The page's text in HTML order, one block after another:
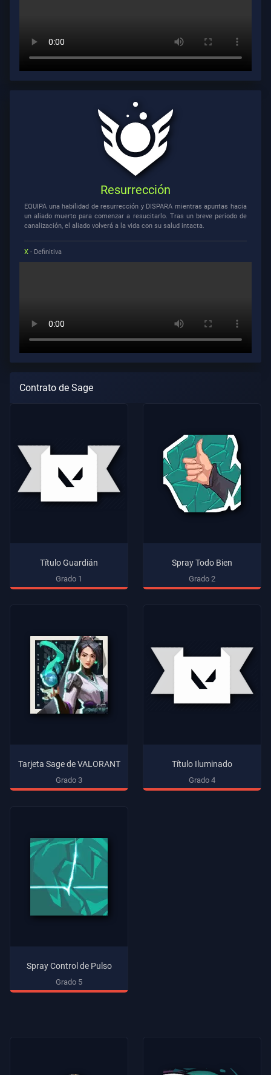
Resurrección
EQUIPA una habilidad de resurrección y DISPARA mientras apuntas hacia
un aliado muerto para comenzar a resucitarlo. Tras un breve periodo de
canalización, el aliado volverá a la vida con su salud intacta.
X - Definitiva
Contrato de Sage
Título Guardián
Grado 1
Spray Todo Bien
Grado 2
Tarjeta Sage de VALORANT
Grado 3
Título Iluminado
Grado 4
Spray Control de Pulso
Grado 5